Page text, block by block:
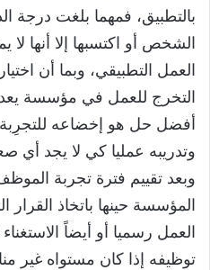
بالتطبيق، فمهما بلغت درجة
الشخص أو اكتسبها إلا أنها
العمل التطبيقي، وبما أن
التخرج للعمل في مؤسسة
أفضل حل هو إخضاعه للتجرِبة
وتدريبه عمليا كي لا يجد أي
وبعد تقييم فترة تجربة
المؤسسة حينها باتخاذ
العمل رسميا أو أيضاً
توظيفه إذا كان مستواه غير